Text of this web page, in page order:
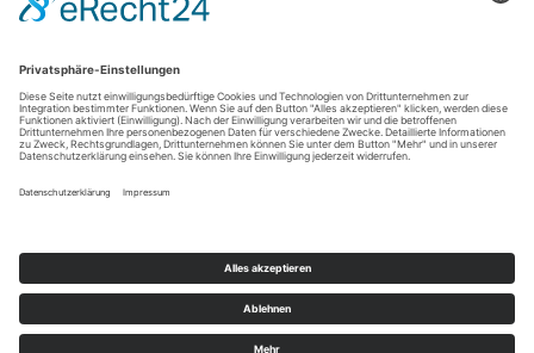
Werbung
Anzeigen
Archiv
Copyright © 2026Teltower Stadtblatt-Verlag. Alle Rechte